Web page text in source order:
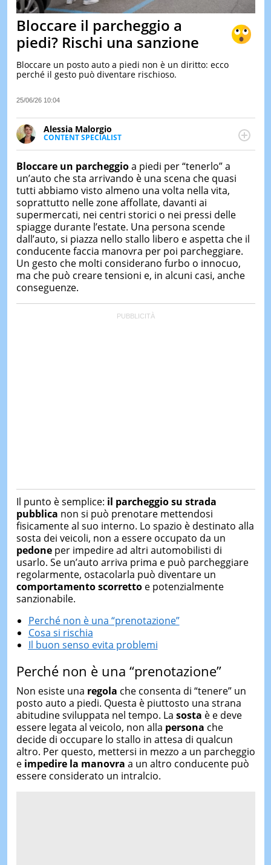
TEST
&
LE
DI
Bloccare il parcheggio a
piedi? Rischi una sanzione
Bloccare un posto auto a piedi non è un diritto: ecco
perché il gesto può diventare rischioso.
25/06/26 10:04
Alessia Malorgio
CONTENT SPECIALIST
Ha conseguito un Master in Marketing Management
occupa della creazione di contenuti in ottica SEO e
dello sviluppo di strategie marketing attraverso
canali digitali.
Bloccare un parcheggioa piedi per “tenerlo” a
un’auto che sta arrivando è una scena che quasi
tutti abbiamo visto almeno una volta nella vita,
soprattutto nelle zone affollate, davanti ai
supermercati, nei centri storici o nei pressi delle
spiagge durante l’estate. Una persona scende
dall’auto, si piazza nello stallo libero e aspetta che il
conducente faccia manovra per poi parcheggiare.
Un gesto che molti considerano furbo o innocuo,
ma che può creare tensioni e, in alcuni casi, anche
conseguenze.
Il punto è semplice: il parcheggio su strada
pubblica non si può prenotare mettendosi
fisicamente al suo interno. Lo spazio è destinato alla
sosta dei veicoli, non a essere occupato da un
pedoneper impedire ad altri automobilisti di
usarlo. Se un’auto arriva prima e può parcheggiare
regolarmente, ostacolarla può diventare un
comportamento scorrettoe potenzialmente
sanzionabile.
Perché non è una “prenotazione”
Cosa si rischia
Il buon senso evita problemi
Perché non è una “prenotazione”
Non esiste una regola che consenta di “tenere” un
posto auto a piedi. Questa è piuttosto una strana
abitudine sviluppata nel tempo. La sosta è e deve
essere legata al veicolo, non alla persona che
decide di occupare lo stallo in attesa di qualcun
altro. Per questo, mettersi in mezzo a un parcheggio
e impedire la manovra a un altro conducente può
essere considerato un intralcio.